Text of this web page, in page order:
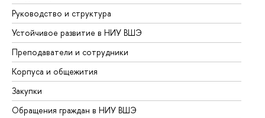
Руководство и структура
Устойчивое развитие в НИУ ВШЭ
Преподаватели и сотрудники
Корпуса и общежития
Закупки
Обращения граждан в НИУ ВШЭ